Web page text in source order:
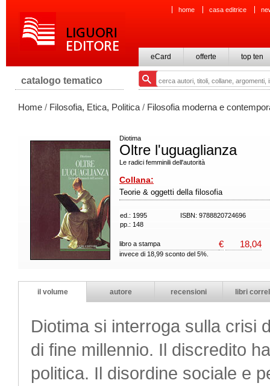
home casa editrice
eCard offerte top ten
catalogo tematico
Home / Filosofia, Etica, Politica / Filosofia moderna e
Diotima
Oltre l'uguaglianza
Le radici femminili dell'autorità
Collana:
Teorie & oggetti della filosofia
ed.: 1995
ISBN: 9788820724696
pp.: 148
libro a stampa € 18,04
invece di 18,99 sconto del 5%.
il volume autore recensioni libri
Diotima si interroga sulla crisi
di fine millennio. Il discredito
politica. Il disordine sociale e